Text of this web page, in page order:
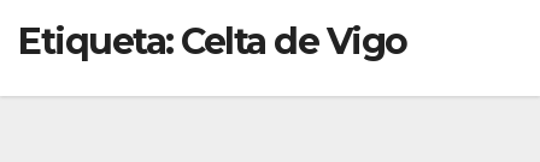
Etiqueta:Celta de Vigo